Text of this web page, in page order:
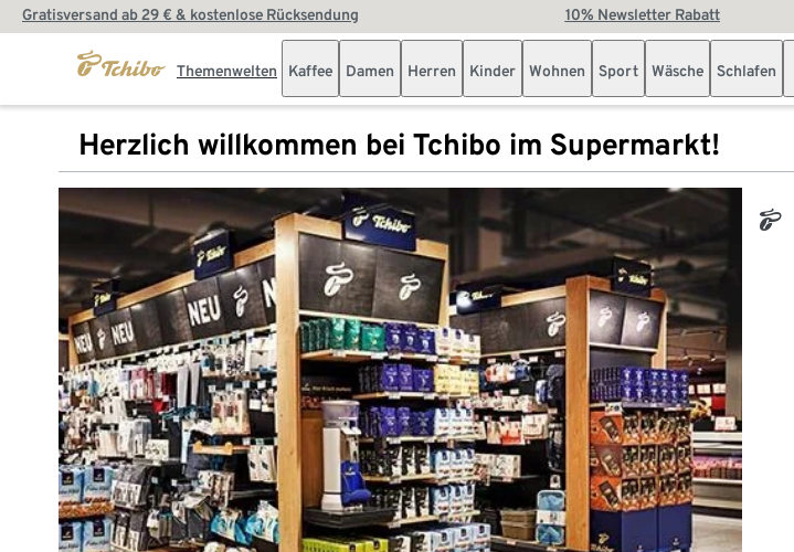
Gratisversand ab 29 € & kostenlose Rücksendung 10% Newsletter Rabatt
Themenwelten Kaffee Damen Herren Kinder Wohnen Sport Wäsche Schlafen
Herzlich willkommen bei Tchibo im Supermarkt!
tchibo_logo